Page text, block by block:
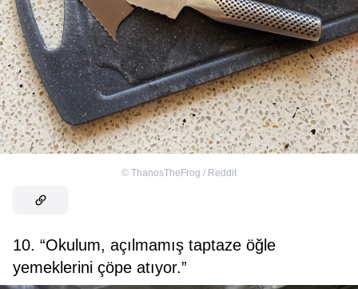
© ThanosTheFrog / Reddit
10. “Okulum, açılmamış taptaze öğle
yemeklerini çöpe atıyor.”